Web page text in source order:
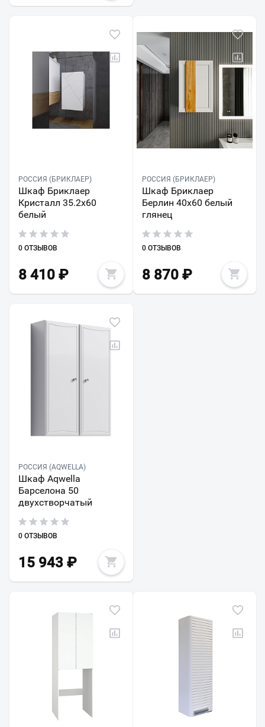
РОССИЯ (БРИКЛАЕР)
Шкаф Бриклаер
Кристалл 35.2x60
белый
0 ОТЗЫВОВ
8 410 ₽
РОССИЯ (БРИКЛАЕР)
Шкаф Бриклаер
Берлин 40x60 белый
глянец
0 ОТЗЫВОВ
8 870₽
РОССИЯ (AQWELLA)
Шкаф Aqwella
Барселона 50
двухстворчатый
0 ОТЗЫВОВ
15 943 ₽